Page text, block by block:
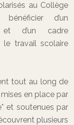
au Collège
d’un
et d’un cadre
le travail scolaire
tout au long de
mises en place par
et soutenues par
plusieurs